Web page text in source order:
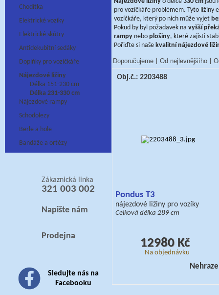
Chodítka
Elektrické vozíky
Elektrické skútry
Antidekubitní sedáky
Doplňky pro vozíčkáře
Nájezdové ližiny
Délka 151-230 cm
Délka 231-330 cm
Nájezdové rampy
Schodolezy
Berle a hole
Bandáže a ortézy
Zákaznická linka
321 003 002
Napište nám
Prodejna
Sledujte nás na
Facebooku
pro vozíčkáře problémem. Tyto ližiny
vozíčkáře, který po nich může vyjet
Pokud by byl požadavek na vyšší
rampy nebo plošiny, které zajistí
Pořiďte si naše kvalitní nájezdové
Doporučujeme Od nejlevnějšího
Obj.č.: 2203488
Pondus T3
nájezdové ližiny pro vozíky
Celková délka 289 cm
12980 Kč
Na objednávku